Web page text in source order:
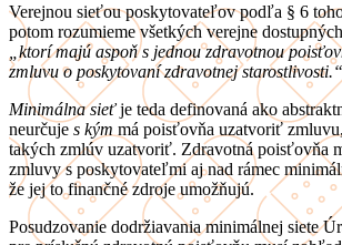
Verejnou sieťou poskytovateľov podľa § 6
potom rozumieme všetkých verejne
„ktorí majú aspoň s jednou zdravotnou
zmluvu o poskytovaní zdravotnej starostlivosti.“
Minimálna sieťje teda definovaná ako
neurčuje s kým má poisťovňa uzatvoriť
takých zmlúv uzatvoriť. Zdravotná poisťovňa
zmluvy s poskytovateľmi aj nad rámec
že jej to finančné zdroje umožňujú.
Posudzovanie dodržiavania minimálnej siete